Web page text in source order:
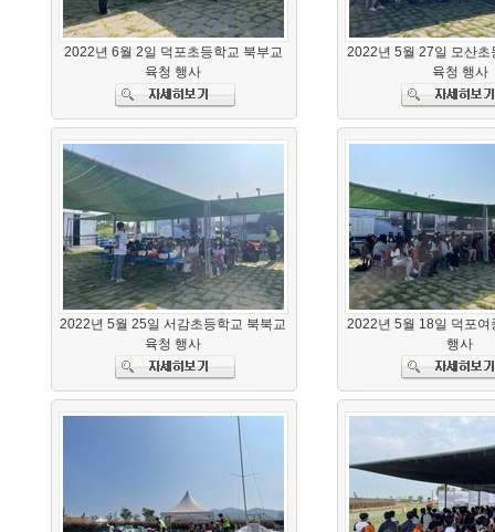
2022년 6월 2일 덕포초등학교 북부교
육청 행사
2022년 5월 27일 모산초
육청 행사
2022년 5월 25일 서감초등학교 북북교
육청 행사
2022년 5월 18일 덕포여
행사